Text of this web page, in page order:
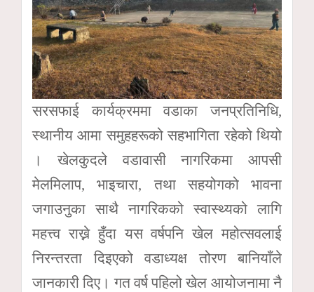
सरसफाई कार्यक्रममा वडाका जनप्रतिनिधि,
स्थानीय आमा समुहहरूको सहभागिता रहेको थियो
। खेलकुदले वडावासी नागरिकमा आपसी
मेलमिलाप, भाइचारा, तथा सहयोगको भावना
जगाउनुका साथै नागरिकको स्वास्थ्यको लागि
महत्त्व राख्ने हुँदा यस वर्षपनि खेल महोत्सवलाई
निरन्तरता दिइएको वडाध्यक्ष तोरण बानियाँले
जानकारी दिए। गत वर्ष पहिलो खेल आयोजनामा नै